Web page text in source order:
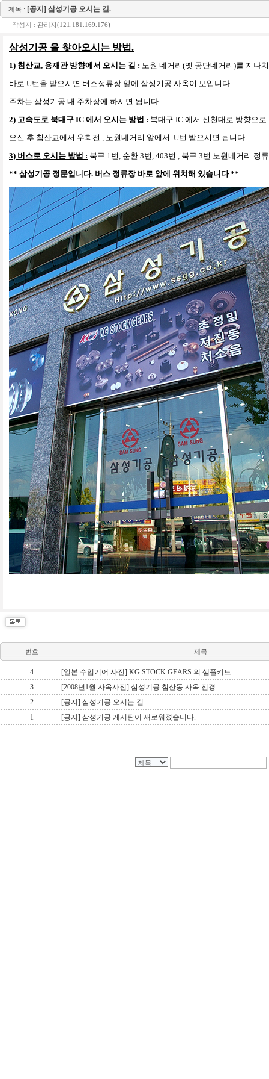
제목 : [공지] 삼성기공 오시는 길.
작성자 : 관리자(121.181.169.176)
삼성기공 을 찾아오시는 방법.
1) 침산교, 용재관 방향에서 오시는 길 : 노원 네거리(옛 공단네거리)를 지나
바로 U턴을 받으시면 버스정류장 앞에 삼성기공 사옥이 보입니다.
주차는 삼성기공 내 주차장에 하시면 됩니다.
2) 고속도로 북대구 IC 에서 오시는 방법 : 북대구 IC 에서 신천대로 방향으로
오신 후 침산교에서 우회전 , 노원네거리 앞에서 U턴 받으시면 됩니다.
3) 버스로 오시는 방법 : 북구 1번, 순환 3번, 403번 , 북구 3번 노원네거리 정
** 삼성기공 정문입니다. 버스 정류장 바로 앞에 위치해 있습니다 **
번호 제목
4
[일본 수입기어 사진] KG STOCK GEARS 의 샘플키트.
3
[2008년1월 사옥사진] 삼성기공 침산동 사옥 전경.
2
[공지] 삼성기공 오시는 길.
1
[공지] 삼성기공 게시판이 새로워졌습니다.